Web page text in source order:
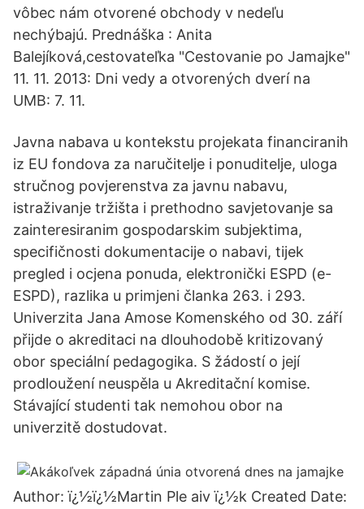
vôbec nám otvorené obchody v nedeľu
nechýbajú. Prednáška : Anita
Balejíková,cestovateľka "Cestovanie po Jamajke"
11. 11. 2013: Dni vedy a otvorených dverí na
UMB: 7. 11.
Javna nabava u kontekstu projekata financiranih
iz EU fondova za naručitelje i ponuditelje, uloga
stručnog povjerenstva za javnu nabavu,
istraživanje tržišta i prethodno savjetovanje sa
zainteresiranim gospodarskim subjektima,
specifičnosti dokumentacije o nabavi, tijek
pregled i ocjena ponuda, elektronički ESPD (e-
ESPD), razlika u primjeni članka 263. i 293.
Univerzita Jana Amose Komenského od 30. září
přijde o akreditaci na dlouhodobě kritizovaný
obor speciální pedagogika. S žádostí o její
prodloužení neuspěla u Akreditační komise.
Stávající studenti tak nemohou obor na
univerzitě dostudovat.
Author: ï¿½ï¿½Martin Ple aiv ï¿½k Created Date: